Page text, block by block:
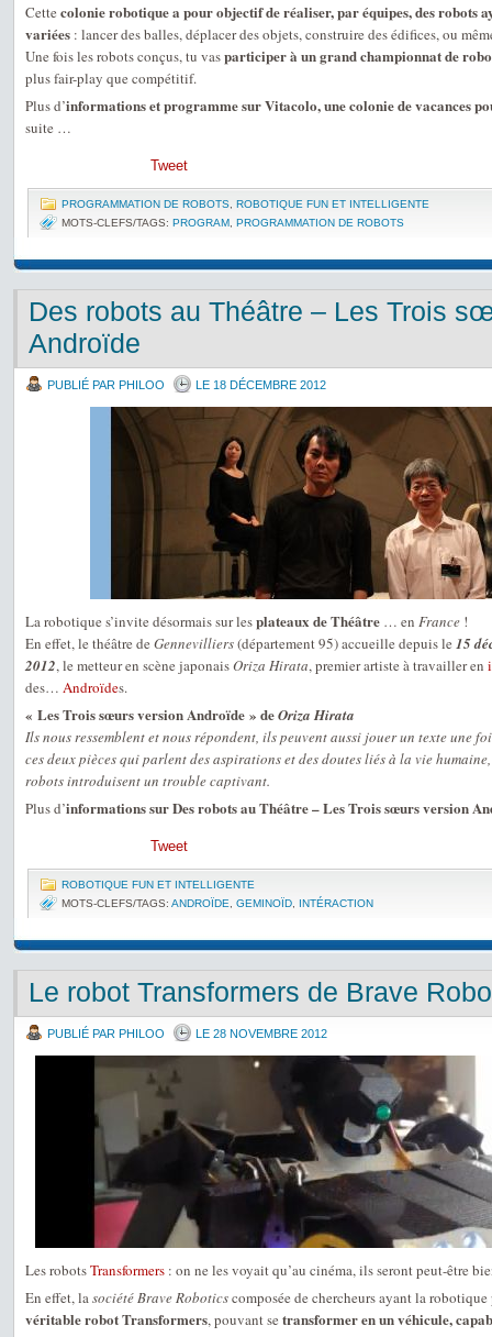
Cette colonie robotique a pour objectif de réaliser, par équipes, des robots
variées : lancer des balles, déplacer des objets, construire des édifices, ou
Une fois les robots conçus, tu vasparticiper à un grand championnat de
plus fair-play que compétitif.
Plus d’informations et programme sur Vitacolo, une colonie de vacances
suite …
Tweet
PROGRAMMATION DE ROBOTS ROBOTIQUE FUN ET INTELLIGENTE
MOTS-CLEFS/TAGS: PROGRAM PROGRAMMATION DE ROBOTS
Des robots au Théâtre – Les Trois
Androïde
PUBLIÉ PAR PHILOO LE 18 DÉCEMBRE 2012
La robotique s’invite désormais sur lesplateaux de Théâtre … en France !
En effet, le théâtre de Gennevilliers(département 95) accueille depuis le 15
2012, le metteur en scène japonaisOriza Hirata, premier artiste à travailler en
des… Androïdes.
« Les Trois sœurs version Androïde » deOriza Hirata
Ils nous ressemblent et nous répondent, ils peuvent aussi jouer un texte une
ces deux pièces qui parlent des aspirations et des doutes liés à la vie
robots introduisent un trouble captivant.
Plus d’informations sur Des robots au Théâtre – Les Trois sœurs version
Tweet
ROBOTIQUE FUN ET INTELLIGENTE
MOTS-CLEFS/TAGS: ANDROÏDE GEMINOÏD INTÉRACTION
Le robot Transformers de Brave
PUBLIÉ PAR PHILOO LE 28 NOVEMBRE 2012
Les robotsTransformers : on ne les voyait qu’au cinéma, ils seront peut-être
En effet, lasociété Brave Roboticscomposée de chercheurs ayant la
véritable robot Transformers, pouvant se transformer en un véhicule,